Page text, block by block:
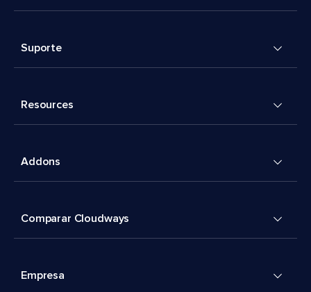
Suporte
Resources
Addons
Comparar Cloudways
Empresa